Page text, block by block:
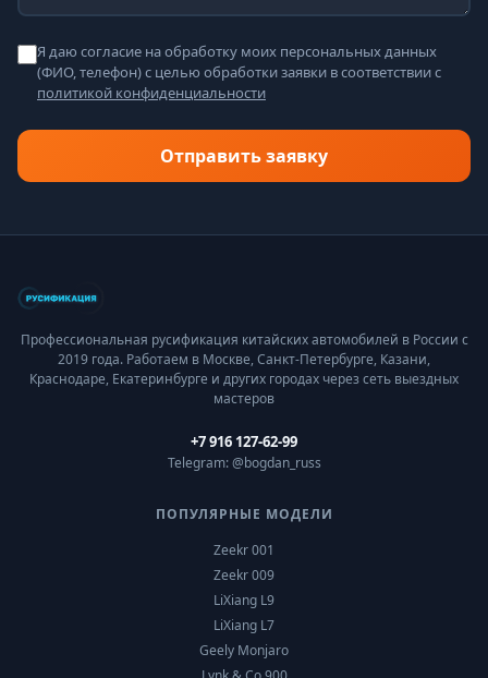
Я даю согласие на обработку моих персональных данных
(ФИО, телефон) с целью обработки заявки в соответствии с
политикой конфиденциальности
Отправить заявку
Профессиональная русификация китайских автомобилей в России с
2019 года. Работаем в Москве, Санкт-Петербурге, Казани,
Краснодаре, Екатеринбурге и других городах через сеть выездных
мастеров
+7 916 127-62-99
Telegram: @bogdan_russ
ПОПУЛЯРНЫЕ МОДЕЛИ
Zeekr 001
Zeekr 009
LiXiang L9
LiXiang L7
Geely Monjaro